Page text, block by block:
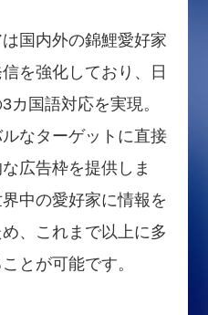
国内外の錦鯉愛好家
を強化しており、日
カ国語対応を実現。
なターゲットに直接
広告枠を提供しま
中の愛好家に情報を
、これまで以上に多
とが可能です。